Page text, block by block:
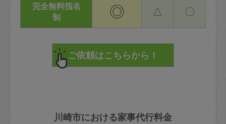
完全無料指名
制
◎ △ 〇
川崎市における家事代行料金